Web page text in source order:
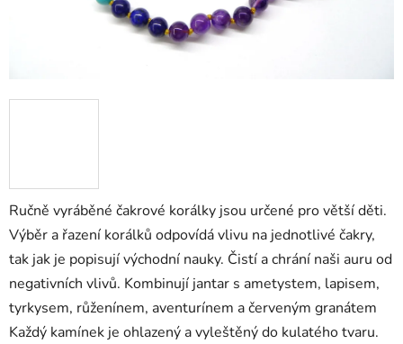
Ručně vyráběné čakrové korálky jsou určené pro větší děti.
Výběr a řazení korálků odpovídá vlivu na jednotlivé čakry,
tak jak je popisují východní nauky. Čistí a chrání naši auru od
negativních vlivů. Kombinují jantar s ametystem, lapisem,
tyrkysem, růženínem, aventurínem a červeným granátem
Každý kamínek je ohlazený a vyleštěný do kulatého tvaru.